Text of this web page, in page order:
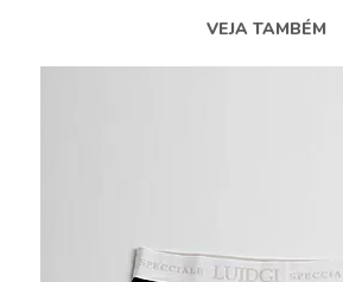
VEJA TAMBÉM